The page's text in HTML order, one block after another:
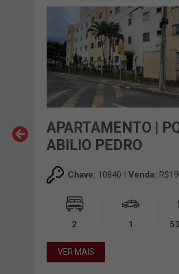
APARTAMENTO |
ABILIO PEDRO
Chave: 10840 | Venda:
2 1
VER MAIS